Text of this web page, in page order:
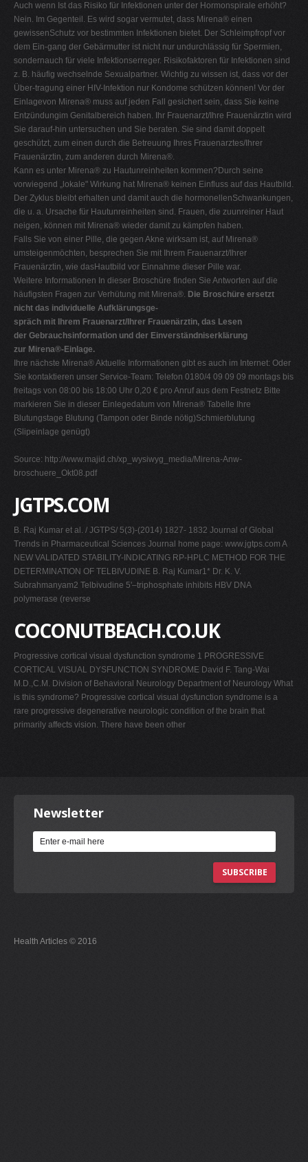
Auch wenn Ist das Risiko für Infektionen unter der Hormonspirale erhöht?
Nein. Im Gegenteil. Es wird sogar vermutet, dass Mirena® einen
gewissenSchutz vor bestimmten Infektionen bietet. Der Schleimpfropf vor
dem Ein-gang der Gebärmutter ist nicht nur undurchlässig für Spermien,
sondernauch für viele Infektionserreger. Risikofaktoren für Infektionen sind
z. B. häufig wechselnde Sexualpartner. Wichtig zu wissen ist, dass vor der
Über-tragung einer HIV-Infektion nur Kondome schützen können! Vor der
Einlagevon Mirena® muss auf jeden Fall gesichert sein, dass Sie keine
Entzündungim Genitalbereich haben. Ihr Frauenarzt/Ihre Frauenärztin wird
Sie darauf-hin untersuchen und Sie beraten. Sie sind damit doppelt
geschützt, zum einen durch die Betreuung Ihres Frauenarztes/Ihrer
Frauenärztin, zum anderen durch Mirena®.
Kann es unter Mirena® zu Hautunreinheiten kommen?Durch seine
vorwiegend „lokale" Wirkung hat Mirena® keinen Einfluss auf das Hautbild.
Der Zyklus bleibt erhalten und damit auch die hormonellenSchwankungen,
die u. a. Ursache für Hautunreinheiten sind. Frauen, die zuunreiner Haut
neigen, können mit Mirena® wieder damit zu kämpfen haben.
Falls Sie von einer Pille, die gegen Akne wirksam ist, auf Mirena®
umsteigenmöchten, besprechen Sie mit Ihrem Frauenarzt/Ihrer
Frauenärztin, wie dasHautbild vor Einnahme dieser Pille war.
Weitere Informationen In dieser Broschüre finden Sie Antworten auf die
häufigsten Fragen zur Verhütung mit Mirena®. Die Broschüre ersetzt
nicht das individuelle Aufklärungsge-
spräch mit Ihrem Frauenarzt/Ihrer Frauenärztin, das Lesen
der Gebrauchsinformation und der Einverständniserklärung
zur Mirena®-Einlage.
Ihre nächste Mirena® Aktuelle Informationen gibt es auch im Internet: Oder
Sie kontaktieren unser Service-Team: Telefon 0180/4 09 09 09 montags bis
freitags von 08:00 bis 18:00 Uhr 0,20 € pro Anruf aus dem Festnetz Bitte
markieren Sie in dieser Einlegedatum von Mirena® Tabelle Ihre
Blutungstage Blutung (Tampon oder Binde nötig)Schmierblutung
(Slipeinlage genügt)
Source: http://www.majid.ch/xp_wysiwyg_media/Mirena-Anw-
broschuere_Okt08.pdf
JGTPS.COM
B. Raj Kumar et al. / JGTPS/ 5(3)-(2014) 1827- 1832 Journal of Global
Trends in Pharmaceutical Sciences Journal home page: www.jgtps.com A
NEW VALIDATED STABILITY-INDICATING RP-HPLC METHOD FOR THE
DETERMINATION OF TELBIVUDINE B. Raj Kumar1* Dr. K. V.
Subrahmanyam2 Telbivudine 5'–triphosphate inhibits HBV DNA
polymerase (reverse
COCONUTBEACH.CO.UK
Progressive cortical visual dysfunction syndrome 1 PROGRESSIVE
CORTICAL VISUAL DYSFUNCTION SYNDROME David F. Tang-Wai
M.D.,C.M. Division of Behavioral Neurology Department of Neurology What
is this syndrome? Progressive cortical visual dysfunction syndrome is a
rare progressive degenerative neurologic condition of the brain that
primarily affects vision. There have been other
Newsletter
SUBSCRIBE
Health Articles © 2016